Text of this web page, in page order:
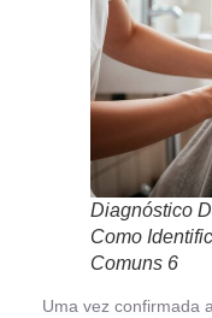
Diagnóstico
Como
Comuns 6
Uma vez confirmada